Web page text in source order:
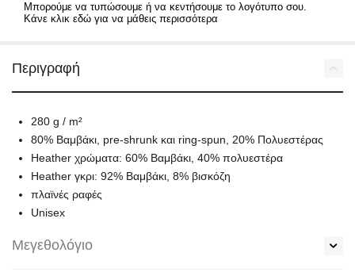
Μπορούμε να τυπώσουμε ή να κεντήσουμε το λογότυπο σου.
Κάνε κλικ εδώ για να μάθεις περισσότερα
Περιγραφή
280 g / m²
80% Βαμβάκι, pre-shrunk και ring-spun, 20% Πολυεστέρας
Heather χρώματα: 60% Βαμβάκι, 40% πολυεστέρα
Heather γκρι: 92% Βαμβάκι, 8% βισκόζη
πλαϊνές ραφές
Unisex
Μεγεθολόγιο